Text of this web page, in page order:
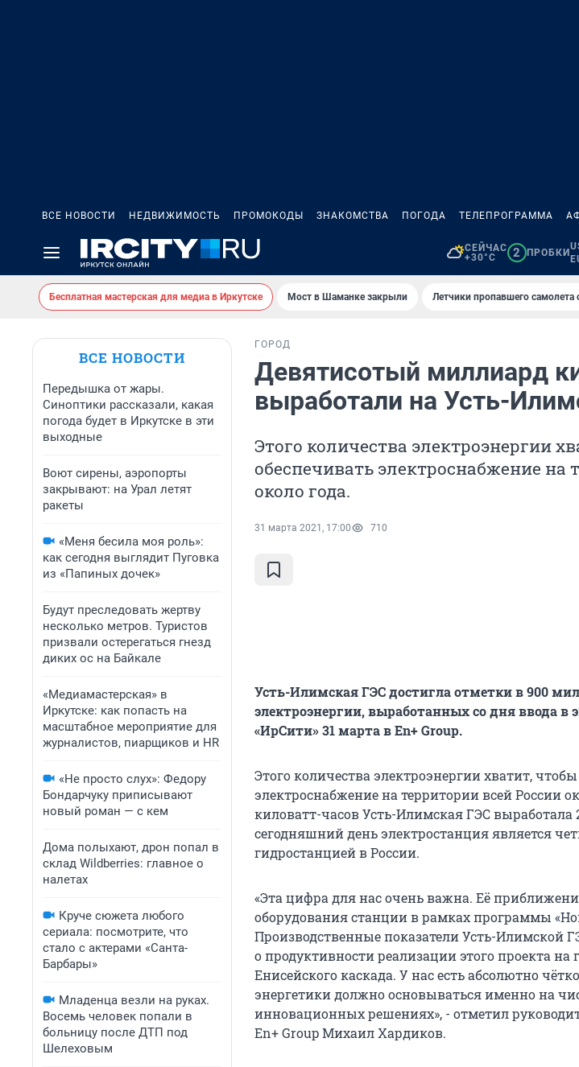
ВСЕ НОВОСТИ НЕДВИЖИМОСТЬ ПРОМОКОДЫ ЗНАКОМСТВА ПОГОДА ТЕЛЕПРОГРАММА
СЕЙЧАС
+30°C
2 ПРОБКИ
Бесплатная мастерская для медиа в Иркутске Мост в Шаманке закрыли Летчики пропавшего самолета
ВСЕ НОВОСТИ
Передышка от жары.
Синоптики рассказали, какая
погода будет в Иркутске в эти
выходные
Воют сирены, аэропорты
закрывают: на Урал летят
ракеты
«Меня бесила моя роль»:
как сегодня выглядит Пуговка
из «Папиных дочек»
Будут преследовать жертву
несколько метров. Туристов
призвали остерегаться гнезд
диких ос на Байкале
«Медиамастерская» в
Иркутске: как попасть на
масштабное мероприятие для
журналистов, пиарщиков и HR
«Не просто слух»: Федору
Бондарчуку приписывают
новый роман — с кем
Дома полыхают, дрон попал в
склад Wildberries: главное о
налетах
Круче сюжета любого
сериала: посмотрите, что
стало с актерами «Санта-
Барбары»
Младенца везли на руках.
Восемь человек попали в
больницу после ДТП под
Шелеховым
ГОРОД
Девятисотый миллиард
выработали на Усть-
Этого количества электроэнергии
обеспечивать электроснабжение на
около года.
31 марта 2021, 17:00 710
Усть-Илимская ГЭС достигла отметки в 900
электроэнергии, выработанных со дня ввода
«ИрСити» 31 марта в En+ Group.
Этого количества электроэнергии хватит,
электроснабжение на территории всей России
киловатт-часов Усть-Илимская ГЭС выработала
сегодняшний день электростанция является
гидростанцией в России.
«Эта цифра для нас очень важна. Её
оборудования станции в рамках программы
Производственные показатели Усть-Илимской
о продуктивности реализации этого проекта
Енисейского каскада. У нас есть абсолютно
энергетики должно основываться именно на
инновационных решениях», - отметил
En+ Group Михаил Хардиков.